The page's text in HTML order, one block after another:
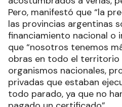
Pero, manifestó que “la
las provincias argentinas
financiamiento nacional o
que “nosotros tenemos
obras en todo el
organismos nacionales,
privadas que estaban
todo parado, ya que no